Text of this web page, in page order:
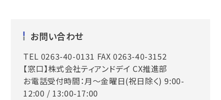
お問い合わせ
TEL 0263-40-0131 FAX 0263-40-3152
【窓口】株式会社ティアンドデイ CX推進部
お電話受付時間：月～金曜日(祝日除く) 9:00-
12:00 / 13:00-17:00